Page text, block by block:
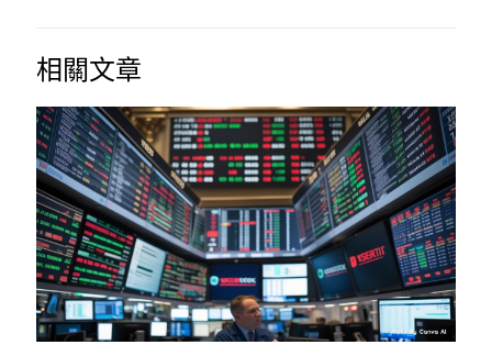
相關文章